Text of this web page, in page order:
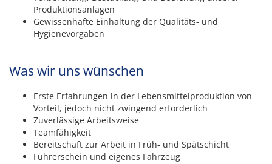
Produktionsanlagen
Gewissenhafte Einhaltung der Qualitäts- und
Hygienevorgaben
Was wir uns wünschen
Erste Erfahrungen in der Lebensmittelproduktion von
Vorteil, jedoch nicht zwingend erforderlich
Zuverlässige Arbeitsweise
Teamfähigkeit
Bereitschaft zur Arbeit in Früh- und Spätschicht
Führerschein und eigenes Fahrzeug